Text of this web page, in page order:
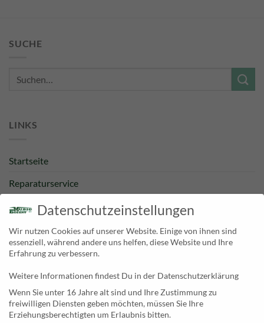
SUCHE
LINKS
Startseite
Reparaturservice
Bestpreisgarantie
Kategorien
Newsletter
KONTAKT
MusicEggert
Datenschutzeinstellungen
Wir nutzen Cookies auf unserer Website. Einige von ihnen sind
essenziell, während andere uns helfen, diese Website und Ihre
Erfahrung zu verbessern.
Weitere Informationen findest Du in der Datenschutzerklärung
Wenn Sie unter 16 Jahre alt sind und Ihre Zustimmung zu
freiwilligen Diensten geben möchten, müssen Sie Ihre
Erziehungsberechtigten um Erlaubnis bitten.